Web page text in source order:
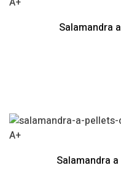
Salamandra
A+
Salamandra